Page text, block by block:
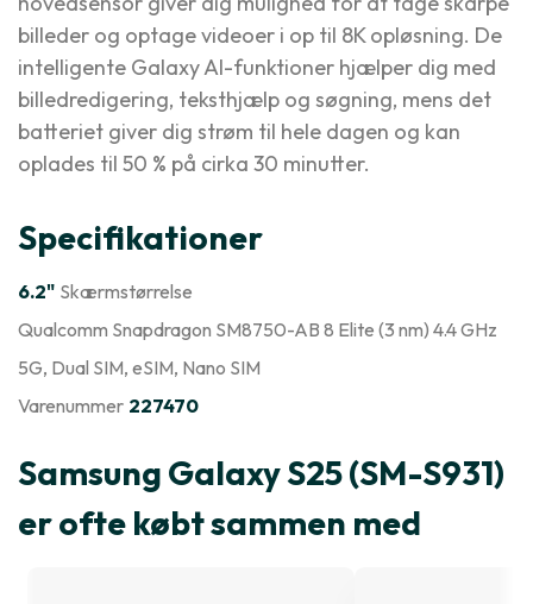
billeder og optage videoer i op til 8K opløsning. De
intelligente Galaxy AI-funktioner hjælper dig med
billedredigering, teksthjælp og søgning, mens det
batteriet giver dig strøm til hele dagen og kan
oplades til 50 % på cirka 30 minutter.
Specifikationer
6.2" Skærmstørrelse
Qualcomm Snapdragon SM8750-AB 8 Elite (3 nm) 4.4 GHz
5G, Dual SIM, eSIM, Nano SIM
Varenummer 227470
Samsung Galaxy S25 (SM-S931)
er ofte købt sammen med